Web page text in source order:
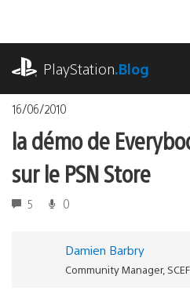
contenu
PlayStation.Blog
16/06/2010
la démo de
sur le PSN Store
5 0
Damien Barbry
Community Manager, SCEF